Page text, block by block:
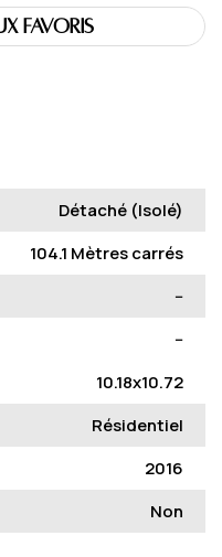
favoris
Détaché (Isolé)
104.1 Mètres carrés
--
--
10.18x10.72
Résidentiel
2016
Non